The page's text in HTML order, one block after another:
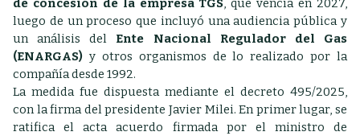
de concesión de la empresa TGS, que vencía en 2027,
luego de un proceso que incluyó una audiencia pública y
un análisis del Ente Nacional Regulador del Gas
(ENARGAS) y otros organismos de lo realizado por la
compañía desde 1992.
La medida fue dispuesta mediante el decreto 495/2025,
con la firma del presidente Javier Milei. En primer lugar, se
ratifica el acta acuerdo firmada por el ministro de